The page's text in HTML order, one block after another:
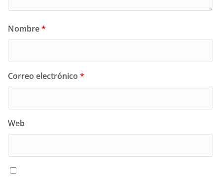
Nombre*
Correo electrónico *
Web